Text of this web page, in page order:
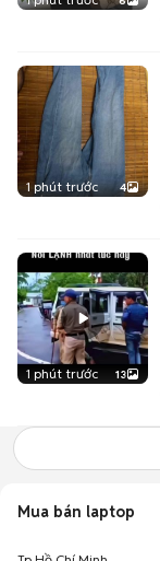
1 phút trước 4
1 phút trước 13
Mua bán laptop